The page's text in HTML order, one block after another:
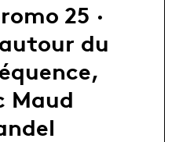
25 ·
du
Maud